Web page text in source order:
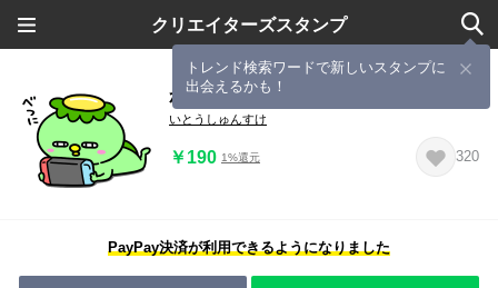
クリエイターズスタンプ
トレンド検索ワードで新しいスタンプに
出会えるかも！
かっぱの今日も反抗期
いとうしゅんすけ
￥190 1%還元 320
PayPay決済が利用できるようになりました